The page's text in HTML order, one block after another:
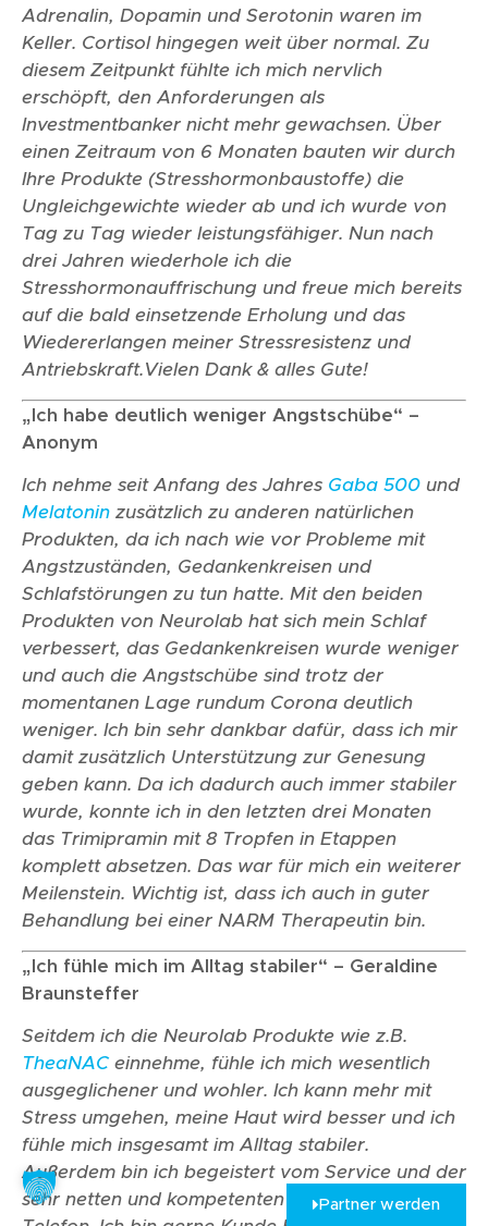
Adrenalin, Dopamin und Serotonin waren im
Keller. Cortisol hingegen weit über normal. Zu
diesem Zeitpunkt fühlte ich mich nervlich
erschöpft, den Anforderungen als
Investmentbanker nicht mehr gewachsen. Über
einen Zeitraum von 6 Monaten bauten wir durch
Ihre Produkte (Stresshormonbaustoffe) die
Ungleichgewichte wieder ab und ich wurde von
Tag zu Tag wieder leistungsfähiger. Nun nach
drei Jahren wiederhole ich die
Stresshormonauffrischung und freue mich bereits
auf die bald einsetzende Erholung und das
Wiedererlangen meiner Stressresistenz und
Antriebskraft.Vielen Dank & alles Gute!
„Ich habe deutlich weniger Angstschübe“ –
Anonym
Ich nehme seit Anfang des Jahres Gaba 500 und
Melatonin zusätzlich zu anderen natürlichen
Produkten, da ich nach wie vor Probleme mit
Angstzuständen, Gedankenkreisen und
Schlafstörungen zu tun hatte. Mit den beiden
Produkten von Neurolab hat sich mein Schlaf
verbessert, das Gedankenkreisen wurde weniger
und auch die Angstschübe sind trotz der
momentanen Lage rundum Corona deutlich
weniger. Ich bin sehr dankbar dafür, dass ich mir
damit zusätzlich Unterstützung zur Genesung
geben kann. Da ich dadurch auch immer stabiler
wurde, konnte ich in den letzten drei Monaten
das Trimipramin mit 8 Tropfen in Etappen
komplett absetzen. Das war für mich ein weiterer
Meilenstein. Wichtig ist, dass ich auch in guter
Behandlung bei einer NARM Therapeutin bin.
„Ich fühle mich im Alltag stabiler“ – Geraldine
Braunsteffer
Seitdem ich die Neurolab Produkte wie z.B.
TheaNACeinnehme, fühle ich mich wesentlich
ausgeglichener und wohler. Ich kann mehr mit
Stress umgehen, meine Haut wird besser und ich
fühle mich insgesamt im Alltag stabiler.
Außerdem bin ich begeistert vom Service und der
sehr netten und kompetenten Beratung am
Partner werden